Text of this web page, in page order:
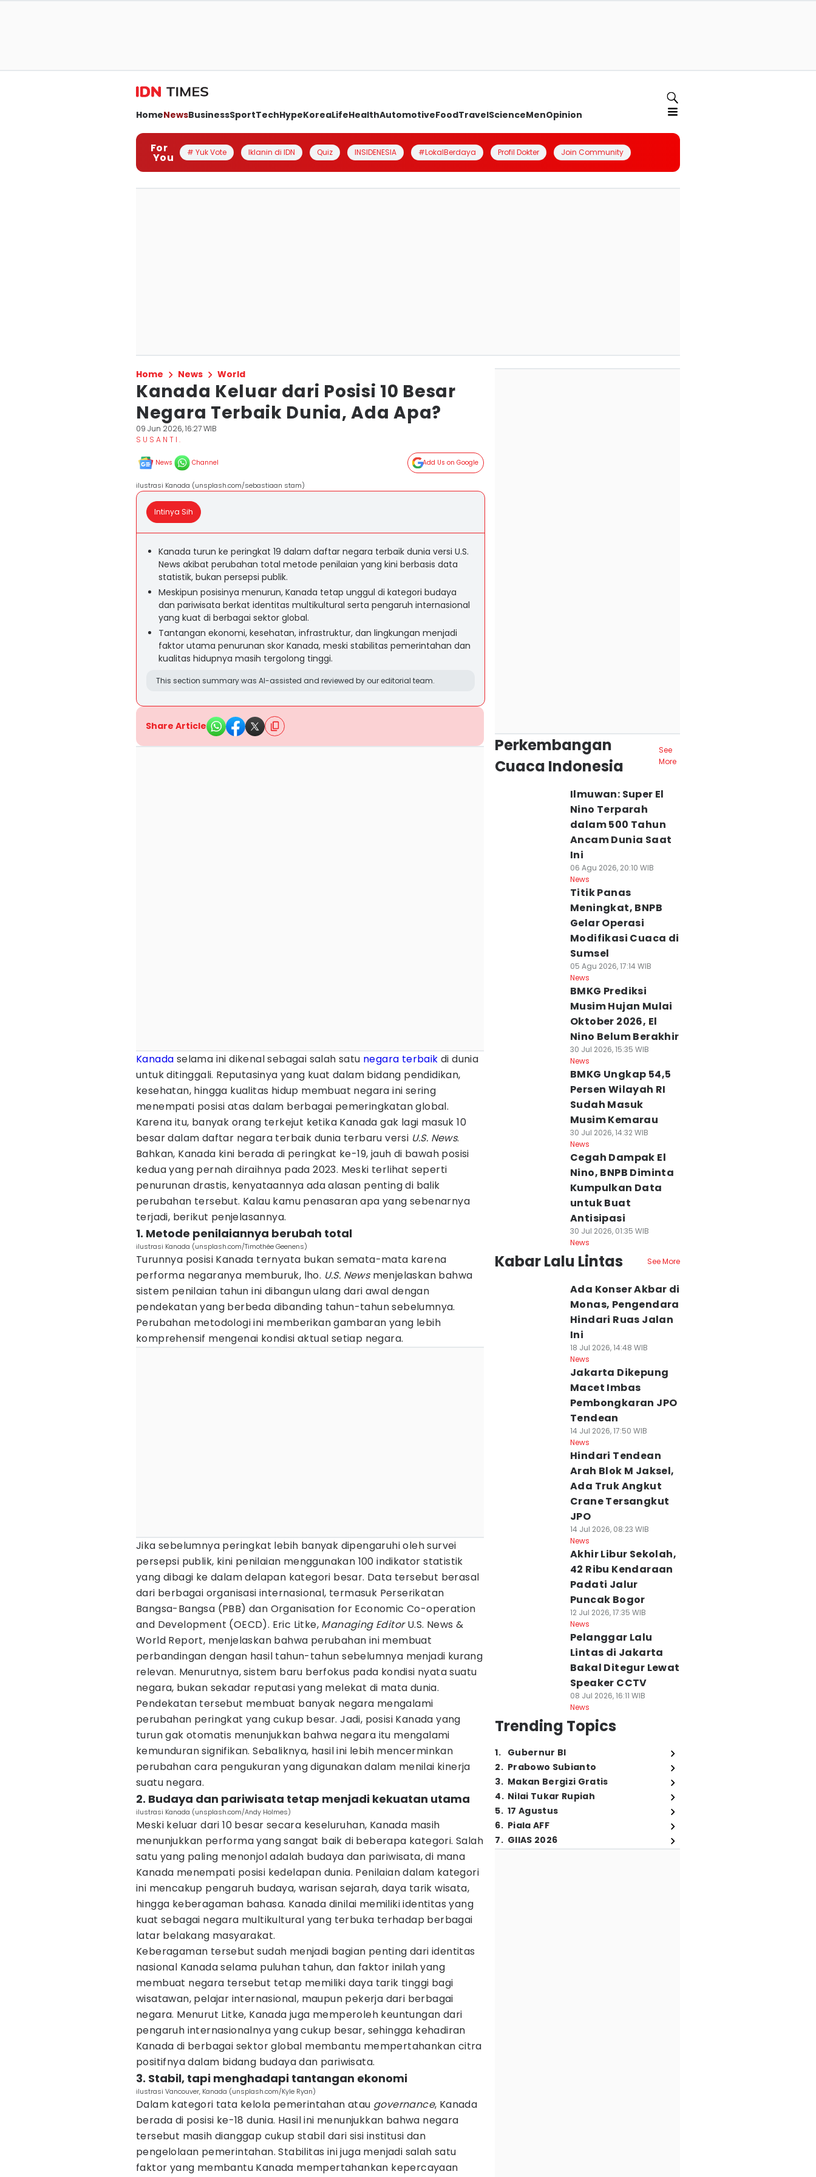
HomeNewsBusinessSportTechHypeKoreaLifeHealthAutomotiveFoodTravelScienceMenOpinion
For
You # Yuk Vote Iklanin di IDN Quiz INSIDENESIA #LokalBerdaya Profil Dokter Join Community
Home News World
Kanada Keluar dari Posisi 10 Besar
Negara Terbaik Dunia, Ada Apa?
09 Jun 2026, 16:27 WIB
S U S A N T I .
News Channel Add Us on Google
ilustrasi Kanada (unsplash.com/sebastiaan stam)
Intinya Sih
Kanada turun ke peringkat 19 dalam daftar negara terbaik dunia versi U.S.
News akibat perubahan total metode penilaian yang kini berbasis data
statistik, bukan persepsi publik.
Meskipun posisinya menurun, Kanada tetap unggul di kategori budaya
dan pariwisata berkat identitas multikultural serta pengaruh internasional
yang kuat di berbagai sektor global.
Tantangan ekonomi, kesehatan, infrastruktur, dan lingkungan menjadi
faktor utama penurunan skor Kanada, meski stabilitas pemerintahan dan
kualitas hidupnya masih tergolong tinggi.
This section summary was AI-assisted and reviewed by our editorial team.
Share Article
Kanada selama ini dikenal sebagai salah satu negara terbaik di dunia
untuk ditinggali. Reputasinya yang kuat dalam bidang pendidikan,
kesehatan, hingga kualitas hidup membuat negara ini sering
menempati posisi atas dalam berbagai pemeringkatan global.
Karena itu, banyak orang terkejut ketika Kanada gak lagi masuk 10
besar dalam daftar negara terbaik dunia terbaru versi U.S. News.
Bahkan, Kanada kini berada di peringkat ke-19, jauh di bawah posisi
kedua yang pernah diraihnya pada 2023. Meski terlihat seperti
penurunan drastis, kenyataannya ada alasan penting di balik
perubahan tersebut. Kalau kamu penasaran apa yang sebenarnya
terjadi, berikut penjelasannya.
1. Metode penilaiannya berubah total
ilustrasi Kanada (unsplash.com/Timothée Geenens)
Turunnya posisi Kanada ternyata bukan semata-mata karena
performa negaranya memburuk, lho. U.S. Newsmenjelaskan bahwa
sistem penilaian tahun ini dibangun ulang dari awal dengan
pendekatan yang berbeda dibanding tahun-tahun sebelumnya.
Perubahan metodologi ini memberikan gambaran yang lebih
komprehensif mengenai kondisi aktual setiap negara.
Jika sebelumnya peringkat lebih banyak dipengaruhi oleh survei
persepsi publik, kini penilaian menggunakan 100 indikator statistik
yang dibagi ke dalam delapan kategori besar. Data tersebut berasal
dari berbagai organisasi internasional, termasuk Perserikatan
Bangsa-Bangsa (PBB) dan Organisation for Economic Co-operation
and Development (OECD). Eric Litke, Managing EditorU.S. News &
World Report, menjelaskan bahwa perubahan ini membuat
perbandingan dengan hasil tahun-tahun sebelumnya menjadi kurang
relevan. Menurutnya, sistem baru berfokus pada kondisi nyata suatu
negara, bukan sekadar reputasi yang melekat di mata dunia.
Pendekatan tersebut membuat banyak negara mengalami
perubahan peringkat yang cukup besar. Jadi, posisi Kanada yang
turun gak otomatis menunjukkan bahwa negara itu mengalami
kemunduran signifikan. Sebaliknya, hasil ini lebih mencerminkan
perubahan cara pengukuran yang digunakan dalam menilai kinerja
suatu negara.
2. Budaya dan pariwisata tetap menjadi kekuatan utama
ilustrasi Kanada (unsplash.com/Andy Holmes)
Meski keluar dari 10 besar secara keseluruhan, Kanada masih
menunjukkan performa yang sangat baik di beberapa kategori. Salah
satu yang paling menonjol adalah budaya dan pariwisata, di mana
Kanada menempati posisi kedelapan dunia. Penilaian dalam kategori
ini mencakup pengaruh budaya, warisan sejarah, daya tarik wisata,
hingga keberagaman bahasa. Kanada dinilai memiliki identitas yang
kuat sebagai negara multikultural yang terbuka terhadap berbagai
latar belakang masyarakat.
Keberagaman tersebut sudah menjadi bagian penting dari identitas
nasional Kanada selama puluhan tahun, dan faktor inilah yang
membuat negara tersebut tetap memiliki daya tarik tinggi bagi
wisatawan, pelajar internasional, maupun pekerja dari berbagai
negara. Menurut Litke, Kanada juga memperoleh keuntungan dari
pengaruh internasionalnya yang cukup besar, sehingga kehadiran
Kanada di berbagai sektor global membantu mempertahankan citra
positifnya dalam bidang budaya dan pariwisata.
3. Stabil, tapi menghadapi tantangan ekonomi
ilustrasi Vancouver, Kanada (unsplash.com/Kyle Ryan)
Dalam kategori tata kelola pemerintahan atau governance, Kanada
berada di posisi ke-18 dunia. Hasil ini menunjukkan bahwa negara
tersebut masih dianggap cukup stabil dari sisi institusi dan
pengelolaan pemerintahan. Stabilitas ini juga menjadi salah satu
faktor yang membantu Kanada mempertahankan kepercayaan
Perkembangan
Cuaca Indonesia
See
More
Ilmuwan: Super El
Nino Terparah
dalam 500 Tahun
Ancam Dunia Saat
Ini
06 Agu 2026, 20:10 WIB
News
Titik Panas
Meningkat, BNPB
Gelar Operasi
Modifikasi Cuaca di
Sumsel
05 Agu 2026, 17:14 WIB
News
BMKG Prediksi
Musim Hujan Mulai
Oktober 2026, El
Nino Belum Berakhir
30 Jul 2026, 15:35 WIB
News
BMKG Ungkap 54,5
Persen Wilayah RI
Sudah Masuk
Musim Kemarau
30 Jul 2026, 14:32 WIB
News
Cegah Dampak El
Nino, BNPB Diminta
Kumpulkan Data
untuk Buat
Antisipasi
30 Jul 2026, 01:35 WIB
News
Kabar Lalu Lintas See More
Ada Konser Akbar di
Monas, Pengendara
Hindari Ruas Jalan
Ini
18 Jul 2026, 14:48 WIB
News
Jakarta Dikepung
Macet Imbas
Pembongkaran JPO
Tendean
14 Jul 2026, 17:50 WIB
News
Hindari Tendean
Arah Blok M Jaksel,
Ada Truk Angkut
Crane Tersangkut
JPO
14 Jul 2026, 08:23 WIB
News
Akhir Libur Sekolah,
42 Ribu Kendaraan
Padati Jalur
Puncak Bogor
12 Jul 2026, 17:35 WIB
News
Pelanggar Lalu
Lintas di Jakarta
Bakal Ditegur Lewat
Speaker CCTV
08 Jul 2026, 16:11 WIB
News
Trending Topics
1. Gubernur BI
2. Prabowo Subianto
3. Makan Bergizi Gratis
4. Nilai Tukar Rupiah
5. 17 Agustus
6. Piala AFF
7. GIIAS 2026